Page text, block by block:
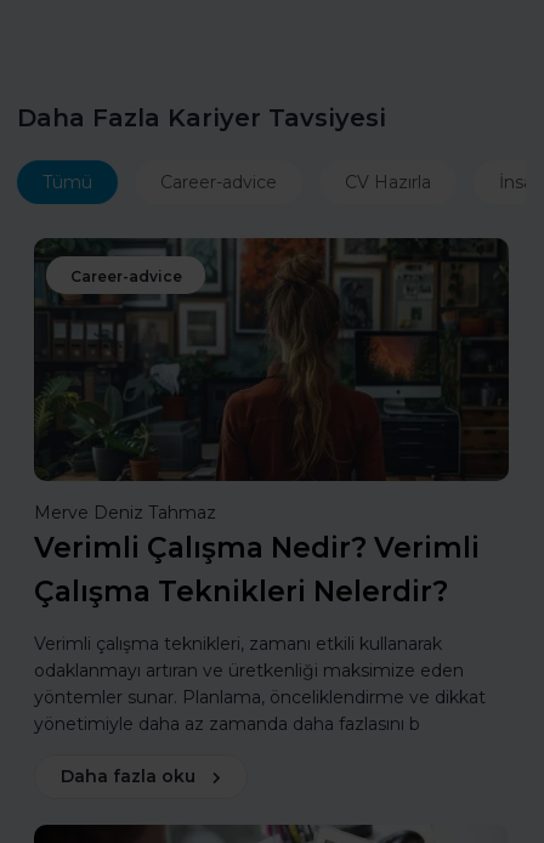
Daha Fazla Kariyer Tavsiyesi
Tümü Career-advice CV Hazırla
Career-advice
Merve Deniz Tahmaz
Verimli Çalışma Nedir? Verimli
Çalışma Teknikleri Nelerdir?
Verimli çalışma teknikleri, zamanı etkili kullanarak
odaklanmayı artıran ve üretkenliği maksimize eden
yöntemler sunar. Planlama, önceliklendirme ve dikkat
yönetimiyle daha az zamanda daha fazlasını b
Daha fazla oku